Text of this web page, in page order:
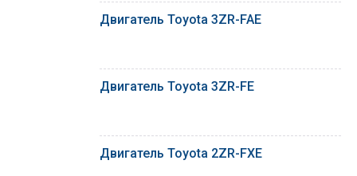
Двигатель Toyota 3ZR-FAE
Двигатель Toyota 3ZR-FE
Двигатель Toyota 2ZR-FXE